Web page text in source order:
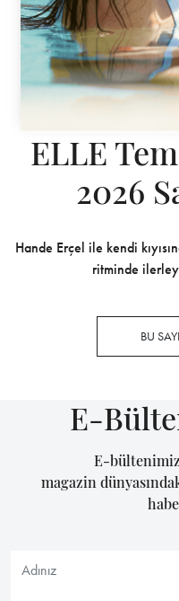
ELLE
2026
Hande Erçel ile kendi
ritminde
BU
E-
E-
magazin